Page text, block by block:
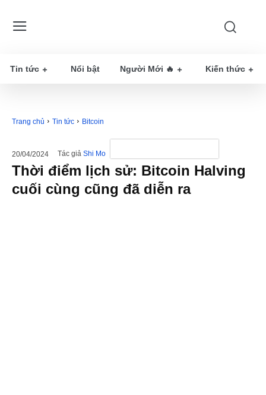
Tin tức Nổi bật Người Mới 🔥 Kiến thức
Trang chủ Tin tức Bitcoin
20/04/2024 Tác giả Shi Mo
Thời điểm lịch sử: Bitcoin Halving
cuối cùng cũng đã diễn ra